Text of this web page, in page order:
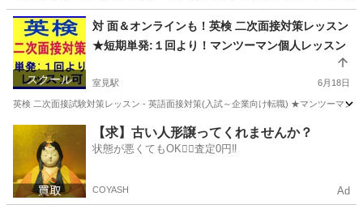
福岡 福岡市 室見駅 英検 神奈川 横浜市 英検
レッスン
スクール
対 面＆オンラインも！英検 二次面接対策レッスン
★短期単発:１回より！マンツーマン個人レッスン
室見駅 6月18日
英検 二次面接試験対策レッスン - 英語面接対策(入試～企業向け転職) ★マンツーマン
室見駅 英検 東京 文京区 英検
レッスン
【求】古い人形譲ってくれませんか？
状態が悪くてもOK🙆‍♀️査定0円‼️
COYASH Ad